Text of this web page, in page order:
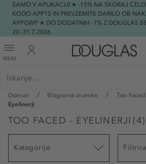
SAMO V APLIKACIJI ★ -15% NA SKORAJ
KODO APP15 IN PREVZEMITE DARILO OB
APPGWP ★ DO DODATNIH -7% Z DOUGLAS
20.-31.7.2026.
MENI
Domov Blagovne znamke Too Faced
Eyelinerji
TOO FACED - EYELINERJI (4)
Kategorije